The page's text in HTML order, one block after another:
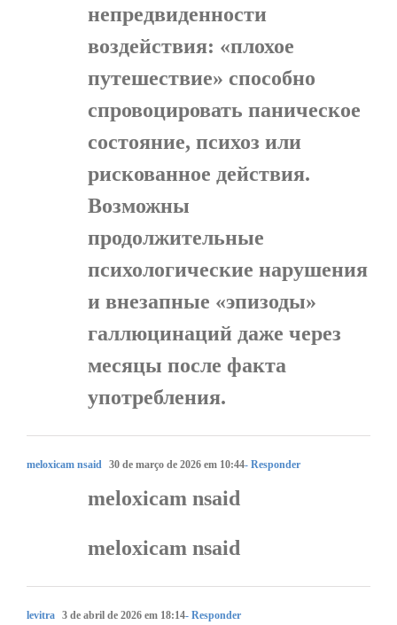
непредвиденности
воздействия: «плохое
путешествие» способно
спровоцировать паническое
состояние, психоз или
рискованное действия.
Возможны
продолжительные
психологические нарушения
и внезапные «эпизоды»
галлюцинаций даже через
месяцы после факта
употребления.
meloxicam nsaid 30 de março de 2026 em 10:44- Responder
meloxicam nsaid
meloxicam nsaid
levitra 3 de abril de 2026 em 18:14- Responder